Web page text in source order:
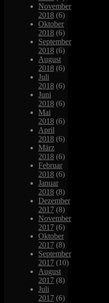
November
2018 (6)
Oktober
2018 (6)
September
2018 (6)
August
2018 (6)
Juli
2018 (6)
Juni
2018 (6)
Mai
2018 (6)
April
2018 (6)
März
2018 (6)
Februar
2018 (6)
Januar
2018 (8)
Dezember
2017 (8)
November
2017 (6)
Oktober
2017 (8)
September
2017 (10)
August
2017 (8)
Juli
2017 (6)